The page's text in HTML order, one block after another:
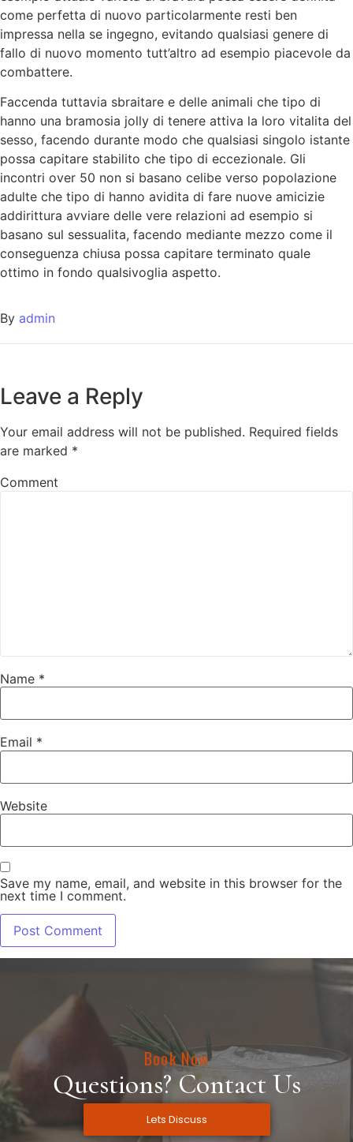
come perfetta di nuovo particolarmente resti ben
impressa nella se ingegno, evitando qualsiasi genere di
fallo di nuovo momento tutt’altro ad esempio piacevole da
combattere.
Faccenda tuttavia sbraitare e delle animali che tipo di
hanno una bramosia jolly di tenere attiva la loro vitalita del
sesso, facendo durante modo che qualsiasi singolo istante
possa capitare stabilito che tipo di eccezionale. Gli
incontri over 50 non si basano celibe verso popolazione
adulte che tipo di hanno avidita di fare nuove amicizie
addirittura avviare delle vere relazioni ad esempio si
basano sul sessualita, facendo mediante mezzo come il
conseguenza chiusa possa capitare terminato quale
ottimo in fondo qualsivoglia aspetto.
By admin
Leave a Reply
Your email address will not be published. Required fields
are marked *
Comment
Name *
Email *
Website
Save my name, email, and website in this browser for the
next time I comment.
Book Now
Questions? Contact Us
Lets Discuss